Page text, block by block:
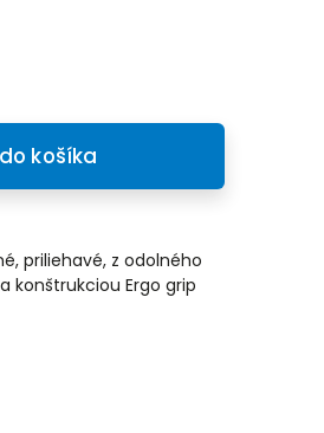
košíka
priliehavé, z odolného
Ergo grip